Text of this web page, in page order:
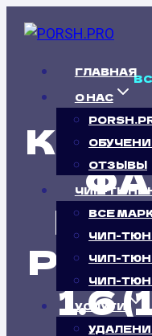
ГЛАВНАЯ
О НАС
ОТЗЫВЫ
ЧИП-
ВСЕ
ЧИП-
ЧИП-
ЧИП-
УСЛУГИ
1.6